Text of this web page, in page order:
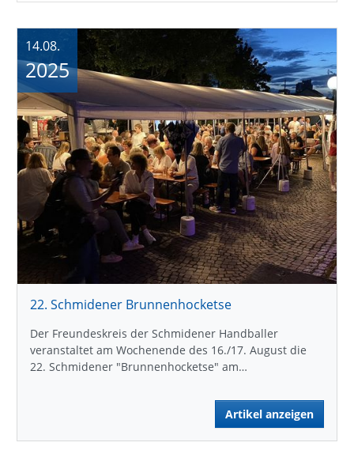
22. Schmidener Brunnenhocketse
Der Freundeskreis der Schmidener Handballer
veranstaltet am Wochenende des 16./17. August die
22. Schmidener "Brunnenhocketse" am…
Artikel anzeigen
14.08.
2025